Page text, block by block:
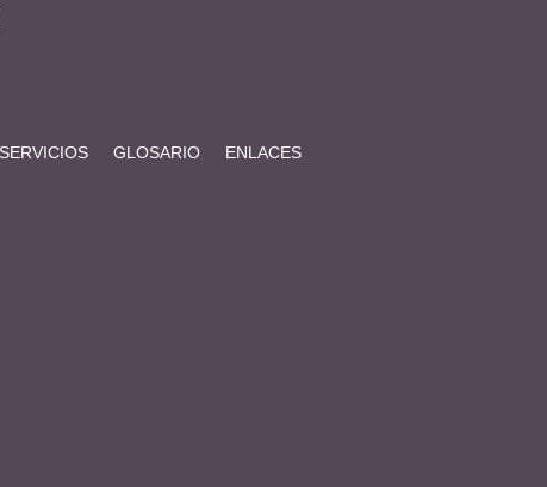
SERVICIOS GLOSARIO ENLACES